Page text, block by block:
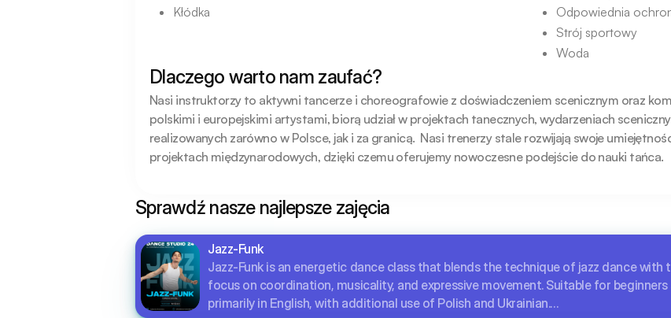
Kłódka
Odpowiednia
Strój sportowy
Woda
Dlaczego warto nam zaufać?
Nasi instruktorzy to aktywni tancerze i choreografowie z doświadczeniem scenicznym oraz
polskimi i europejskimi artystami, biorą udział w projektach tanecznych, wydarzeniach
realizowanych zarówno w Polsce, jak i za granicą.  Nasi trenerzy stale rozwijają swoje
projektach międzynarodowych, dzięki czemu oferujemy nowoczesne podejście do nauki tańca.
Sprawdź nasze najlepsze zajęcia
Jazz-Funk
Jazz-Funk is an energetic dance class that blends the technique of jazz dance with
focus on coordination, musicality, and expressive movement. Suitable for
primarily in English, with additional use of Polish and Ukrainian.